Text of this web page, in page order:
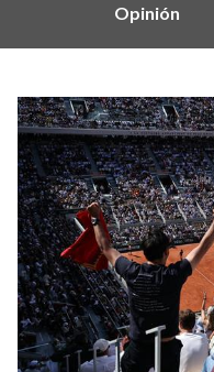
Opinión